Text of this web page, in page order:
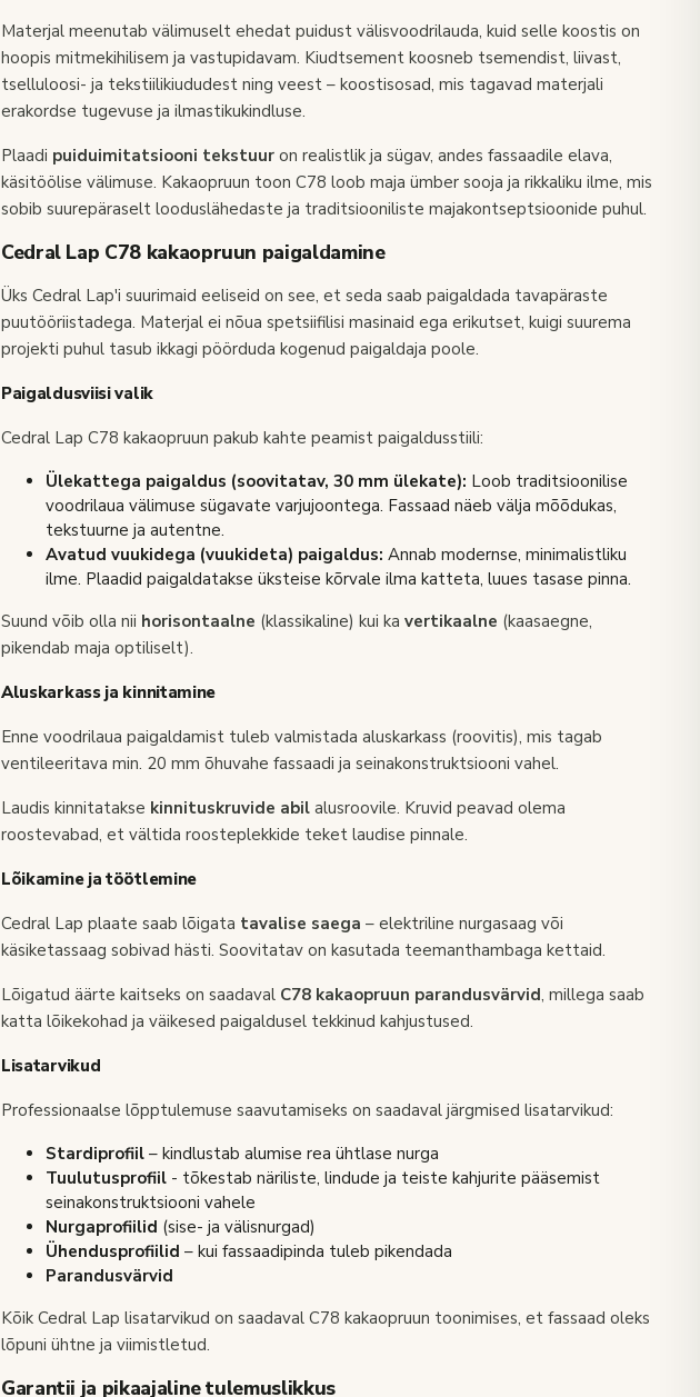
Materjal meenutab välimuselt ehedat puidust välisvoodrilauda, kuid selle koostis on
hoopis mitmekihilisem ja vastupidavam. Kiudtsement koosneb tsemendist, liivast,
tselluloosi- ja tekstiilikiududest ning veest – koostisosad, mis tagavad materjali
erakordse tugevuse ja ilmastikukindluse.
Plaadi puiduimitatsiooni tekstuuron realistlik ja sügav, andes fassaadile elava,
käsitöölise välimuse. Kakaopruun toon C78 loob maja ümber sooja ja rikkaliku ilme, mis
sobib suurepäraselt looduslähedaste ja traditsiooniliste majakontseptsioonide puhul.
Cedral Lap C78 kakaopruun paigaldamine
Üks Cedral Lap'i suurimaid eeliseid on see, et seda saab paigaldada tavapäraste
puutööriistadega. Materjal ei nõua spetsiifilisi masinaid ega erikutset, kuigi suurema
projekti puhul tasub ikkagi pöörduda kogenud paigaldaja poole.
Paigaldusviisi valik
Cedral Lap C78 kakaopruun pakub kahte peamist paigaldusstiili:
Ülekattega paigaldus (soovitatav, 30 mm ülekate): Loob traditsioonilise
voodrilaua välimuse sügavate varjujoontega. Fassaad näeb välja mõõdukas,
tekstuurne ja autentne.
Avatud vuukidega (vuukideta) paigaldus: Annab modernse, minimalistliku
ilme. Plaadid paigaldatakse üksteise kõrvale ilma katteta, luues tasase pinna.
Suund võib olla nii horisontaalne (klassikaline) kui ka vertikaalne (kaasaegne,
pikendab maja optiliselt).
Aluskarkass ja kinnitamine
Enne voodrilaua paigaldamist tuleb valmistada aluskarkass (roovitis), mis tagab
ventileeritava min. 20 mm õhuvahe fassaadi ja seinakonstruktsiooni vahel.
Laudis kinnitatakse kinnituskruvide abilalusroovile. Kruvid peavad olema
roostevabad, et vältida roosteplekkide teket laudise pinnale.
Lõikamine ja töötlemine
Cedral Lap plaate saab lõigata tavalise saega – elektriline nurgasaag või
käsiketassaag sobivad hästi. Soovitatav on kasutada teemanthambaga kettaid.
Lõigatud äärte kaitseks on saadaval C78 kakaopruun parandusvärvid, millega saab
katta lõikekohad ja väikesed paigaldusel tekkinud kahjustused.
Lisatarvikud
Professionaalse lõpptulemuse saavutamiseks on saadaval järgmised lisatarvikud:
Stardiprofiil– kindlustab alumise rea ühtlase nurga
Tuulutusprofiil- tõkestab näriliste, lindude ja teiste kahjurite pääsemist
seinakonstruktsiooni vahele
Nurgaprofiilid (sise- ja välisnurgad)
Ühendusprofiilid – kui fassaadipinda tuleb pikendada
Parandusvärvid
Kõik Cedral Lap lisatarvikud on saadaval C78 kakaopruun toonimises, et fassaad oleks
lõpuni ühtne ja viimistletud.
Garantii ja pikaajaline tulemuslikkus